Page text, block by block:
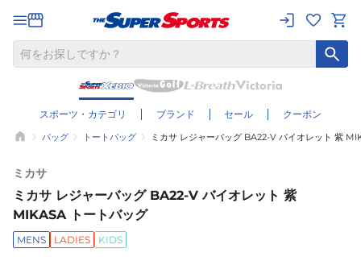
スポーツ・カテゴリ ブランド セール クーポン
バッグ トートバッグ ミカサ レジャーバッグ BA22-V バイオレット 紫
ミカサ
ミカサ レジャーバッグ BA22-V バイオレット 紫
MIKASA トートバッグ
MENS LADIES KIDS